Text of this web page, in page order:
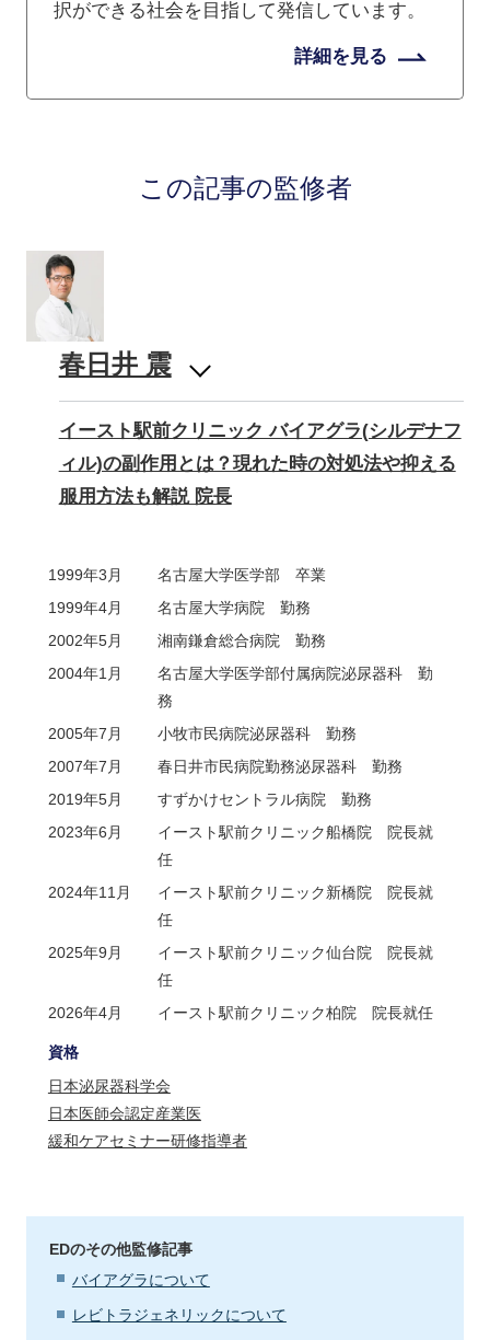
択ができる社会を目指して発信しています。
詳細を見る
この記事の監修者
春日井 震
イースト駅前クリニック バイアグラ(シルデナフ
ィル)の副作用とは？現れた時の対処法や抑える
服用方法も解説 院長
1999年3月
名古屋大学医学部 卒業
1999年4月
名古屋大学病院 勤務
2002年5月
湘南鎌倉総合病院 勤務
2004年1月
名古屋大学医学部付属病院泌尿器科 勤
務
2005年7月
小牧市民病院泌尿器科 勤務
2007年7月
春日井市民病院勤務泌尿器科 勤務
2019年5月
すずかけセントラル病院 勤務
2023年6月
イースト駅前クリニック船橋院 院長就
任
2024年11月
イースト駅前クリニック新橋院 院長就
任
2025年9月
イースト駅前クリニック仙台院 院長就
任
2026年4月
イースト駅前クリニック柏院 院長就任
資格
日本泌尿器科学会
日本医師会認定産業医
緩和ケアセミナー研修指導者
EDのその他監修記事
バイアグラについて
レビトラジェネリックについて